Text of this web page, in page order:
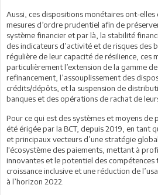
Aussi, ces dispositions monétaires ont-elles
mesures d’ordre prudentiel afin de
système financier et par là, la stabilité
des indicateurs d’activité et de risques des
régulière de leur capacité de résilience, ces
particulièrement l’extension de la gamme
refinancement, l’assouplissement des
crédits/dépôts, et la suspension de
banques et des opérations de rachat de
Pour ce qui est des systèmes et moyens de
été érigée par la BCT, depuis 2019, en tant
et principaux vecteurs d’une stratégie
l'écosystème des paiements, mettant à
innovantes et le potentiel des compétences
croissance inclusive et une réduction de
à l’horizon 2022.